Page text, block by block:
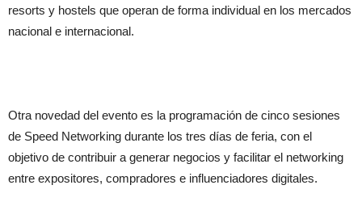
resorts y hostels que operan de forma individual en los mercados
nacional e internacional.
Otra novedad del evento es la programación de cinco sesiones
de Speed Networking durante los tres días de feria, con el
objetivo de contribuir a generar negocios y facilitar el networking
entre expositores, compradores e influenciadores digitales.